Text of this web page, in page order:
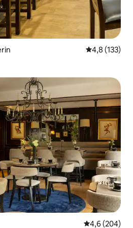
4,8 de uma
4,8 (133)
4,6 de uma
4,6 (204)